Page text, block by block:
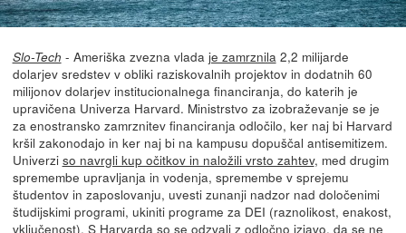
Slo-Tech - Ameriška zvezna vlada je zamrznila2,2 milijarde
dolarjev sredstev v obliki raziskovalnih projektov in dodatnih 60
milijonov dolarjev institucionalnega financiranja, do katerih je
upravičena Univerza Harvard. Ministrstvo za izobraževanje se je
za enostransko zamrznitev financiranja odločilo, ker naj bi Harvard
kršil zakonodajo in ker naj bi na kampusu dopuščal antisemitizem.
Univerzi so navrgli kup očitkov in naložili vrsto zahtev, med drugim
spremembe upravljanja in vodenja, spremembe v sprejemu
študentov in zaposlovanju, uvesti zunanji nadzor nad določenimi
študijskimi programi, ukiniti programe za DEI (raznolikost, enakost,
vključenost). S Harvarda so se odzvali z odločno izjavo, da se ne